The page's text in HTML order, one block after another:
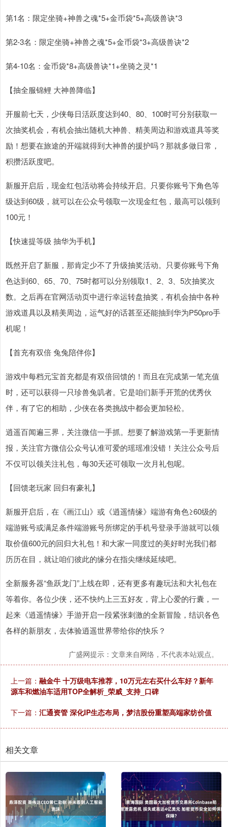
第1名：限定坐骑+神兽之魂*5+金币袋*5+高级兽诀*3
第2-3名：限定坐骑+神兽之魂*5+金币袋*3+高级兽诀*2
第4-10名：金币袋*8+高级兽诀*1+坐骑之灵*1
【抽全服锦鲤 大神兽降临】
开服前七天，少侠每日活跃度达到40、80、100时可分别获取一
次抽奖机会，有机会抽出随机大神兽、精美周边和游戏道具等奖
励！想要在旅途的开端就得到大神兽的援护吗？那就多做日常，
积攒活跃度吧。
新服开启后，现金红包活动将会持续开启。只要你账号下角色等
级达到60级，就可以在公众号领取一次现金红包，最高可以领到
100元！
【快速提等级 抽华为手机】
既然开启了新服，那肯定少不了升级抽奖活动。只要你账号下角
色达到60、65、70、75时都可以分别领取1、2、3、5次抽奖次
数。之后再在官网活动页中进行幸运转盘抽奖，有机会抽中各种
游戏道具以及精美周边，运气好的话甚至还能抽到华为P50pro手
机呢！
【首充有双倍 兔兔陪伴你】
游戏中每档元宝首充都是有双倍回馈的！而且在完成第一笔充值
时，还可以获得一只珍兽兔叽者。它是咱们新手开荒的优秀伙
伴，有了它的相助，少侠在各类挑战中都会更加轻松。
逍遥百闻遍三界，关注微信一手抓。想要了解游戏第一手更新情
报，关注官方微信公众号认准可爱的瑶瑶准没错！关注公众号后
不仅可以领关注礼包，每30天还可领取一次月礼包呢。
【回馈老玩家 回归有豪礼】
新服开启后，在《画江山》或《逍遥情缘》端游有角色≥60级的
端游账号或满足条件端游账号所绑定的手机号登录手游就可以领
取价值600元的回归大礼包！和大家一同度过的美好时光我们都
历历在目，就让咱们彼此的缘分在指尖继续延续吧。
全新服务器“鱼跃龙门”上线在即，还有更多有趣玩法和大礼包在
等着你。各位少侠，还不快约上三五好友，背上心爱的行囊，一
起来《逍遥情缘》手游开启一段紧张刺激的全新冒险，结识各色
各样的新朋友，去体验逍遥世界带给你的快乐？
广盛网提示：文章来自网络，不代表本站观点。
上一篇： 融金牛 十万级电车推荐，10万元左右买什么车好？新年
源车和燃油车适用TOP全解析_荣威_支持_口碑
下一篇： 汇通资管 深化IP生态布局，梦洁股份重塑高端家纺价值
相关文章